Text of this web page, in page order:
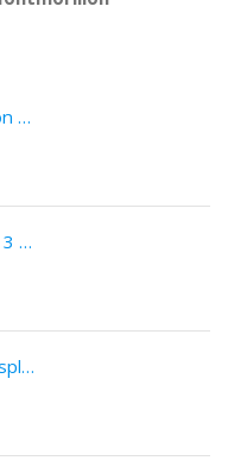
La Banque Postale Montmorillon 2 Avenue de Provence
La Banque Postale Chauvigny 13 Rue de Banfora
La Banque Postale Bonnes 4 Esplanade des Fêtes